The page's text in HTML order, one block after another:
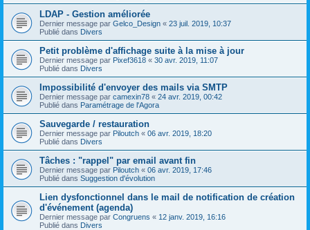
LDAP - Gestion améliorée
Dernier message par Gelco_Design « 23 juil. 2019, 10:37
Publié dans Divers
Petit problème d'affichage suite à la mise à jour
Dernier message par Pixef3618 « 30 avr. 2019, 11:07
Publié dans Divers
Impossibilité d'envoyer des mails via SMTP
Dernier message par camexin78 « 24 avr. 2019, 00:42
Publié dans Paramétrage de l'Agora
Sauvegarde / restauration
Dernier message par Piloutch « 06 avr. 2019, 18:20
Publié dans Divers
Tâches : "rappel" par email avant fin
Dernier message par Piloutch « 06 avr. 2019, 17:46
Publié dans Suggestion d'évolution
Lien dysfonctionnel dans le mail de notification de création
d'événement (agenda)
Dernier message par Congruens « 12 janv. 2019, 16:16
Publié dans Divers